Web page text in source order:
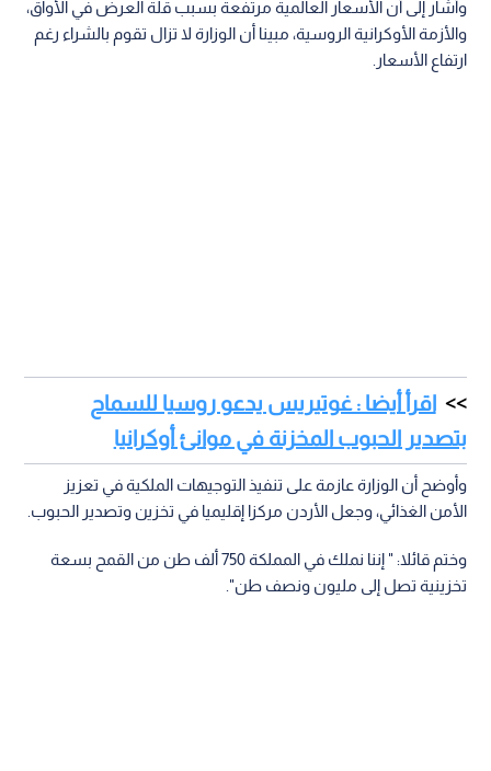
وأشار إلى أن الأسعار العالمية مرتفعة بسبب قلة العرض في الأواق،
والأزمة الأوكرانية الروسية، مبينا أن الوزارة لا تزال تقوم بالشراء رغم
ارتفاع الأسعار.
اقرأ أيضا : غوتيريس يدعو روسيا للسماح
بتصدير الحبوب المخزنة في موانئ أوكرانيا
وأوضح أن الوزارة عازمة على تنفيذ التوجيهات الملكية في تعزيز
الأمن الغذائي، وجعل الأردن مركزا إقليميا في تخزين وتصدير الحبوب.
وختم قائلا: " إننا نملك في المملكة 750 ألف طن من القمح بسعة
تخزينية تصل إلى مليون ونصف طن".